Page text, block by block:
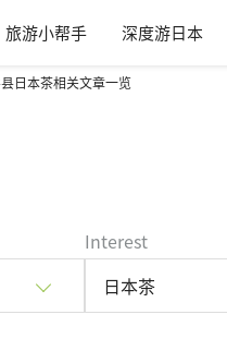
旅游小帮手 深度游日本
日本茶相关文章一览
Interest
日本茶